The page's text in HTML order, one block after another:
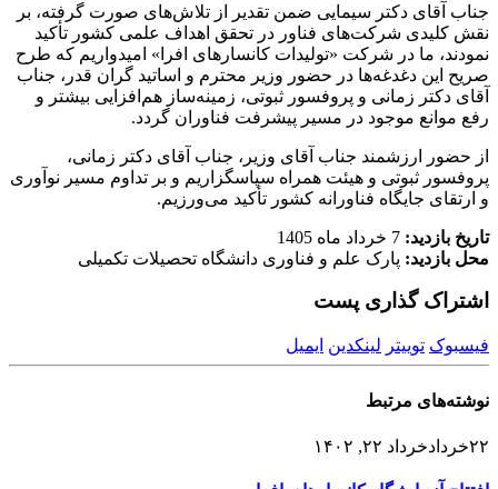
جناب آقای دکتر سیمایی ضمن تقدیر از تلاش‌های صورت گرفته، بر
نقش کلیدی شرکت‌های فناور در تحقق اهداف علمی کشور تأکید
نمودند، ما در شرکت «تولیدات کانسارهای افرا» امیدواریم که طرح
صریح این دغدغه‌ها در حضور وزیر محترم و اساتید گران‌ قدر، جناب
آقای دکتر زمانی و پروفسور ثبوتی، زمینه‌ساز هم‌افزایی بیشتر و
رفع موانع موجود در مسیر پیشرفت فناوران گردد.
از حضور ارزشمند جناب آقای وزیر، جناب آقای دکتر زمانی،
پروفسور ثبوتی و هیئت همراه سپاسگزاریم و بر تداوم مسیر نوآوری
و ارتقای جایگاه فناورانه کشور تأکید می‌ورزیم.
تاریخ بازدید:
محل بازدید: پارک علم و فناوری دانشگاه تحصیلات تکمیلی
اشتراک گذاری پست
فیسبوک توییتر لینکدین ایمیل
نوشته‌های مرتبط
۲۲خردادخرداد ۲۲, ۱۴۰۲